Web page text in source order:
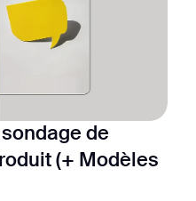
de
(+ Modèles